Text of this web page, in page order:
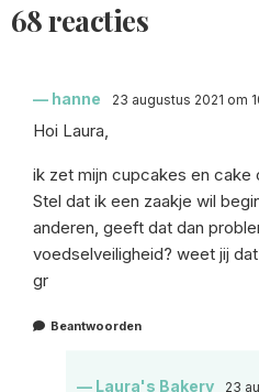
68 reacties
hanne 23 augustus 2021 om
Hoi Laura,
ik zet mijn cupcakes en cake
Stel dat ik een zaakje wil
anderen, geeft dat dan
voedselveiligheid? weet jij
gr
Beantwoorden
Laura's Bakery 23